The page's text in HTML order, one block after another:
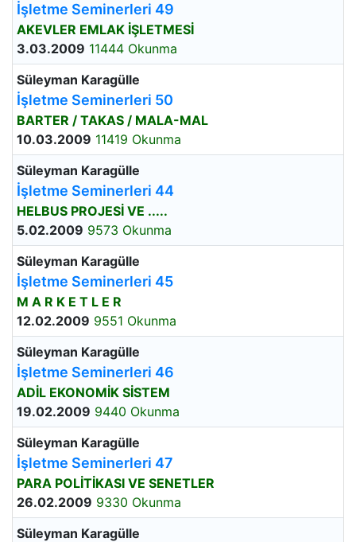
İşletme Seminerleri 49
AKEVLER EMLAK İŞLETMESİ
3.03.2009 11444 Okunma
Süleyman Karagülle
İşletme Seminerleri 50
BARTER / TAKAS / MALA-MAL
10.03.2009 11419 Okunma
Süleyman Karagülle
İşletme Seminerleri 44
HELBUS PROJESİ VE .....
5.02.2009 9573 Okunma
Süleyman Karagülle
İşletme Seminerleri 45
M A R K E T L E R
12.02.2009 9551 Okunma
Süleyman Karagülle
İşletme Seminerleri 46
ADİL EKONOMİK SİSTEM
19.02.2009 9440 Okunma
Süleyman Karagülle
İşletme Seminerleri 47
PARA POLİTİKASI VE SENETLER
26.02.2009 9330 Okunma
Süleyman Karagülle